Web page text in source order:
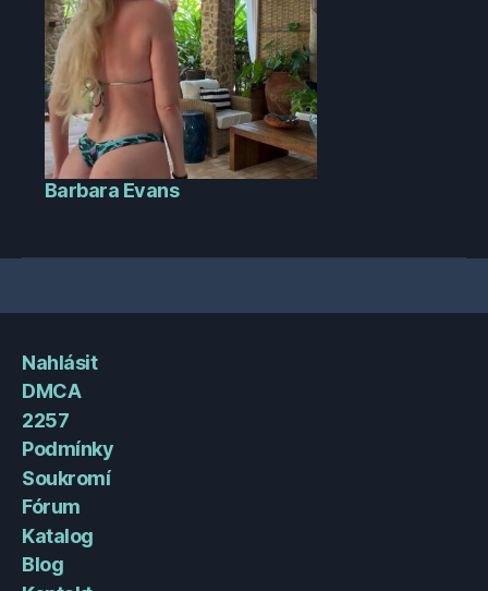
Barbara Evans
Nahlásit
DMCA
2257
Podmínky
Soukromí
Fórum
Katalog
Blog